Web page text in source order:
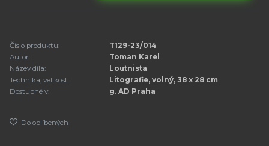
Číslo produktu:
T129-23/014
Autor:
Toman Karel
Název díla:
Loutnista
Technika, velikost:
Litografie, volný, 38 x 28 cm
Dostupné v:
g. AD Praha
Do oblíbených